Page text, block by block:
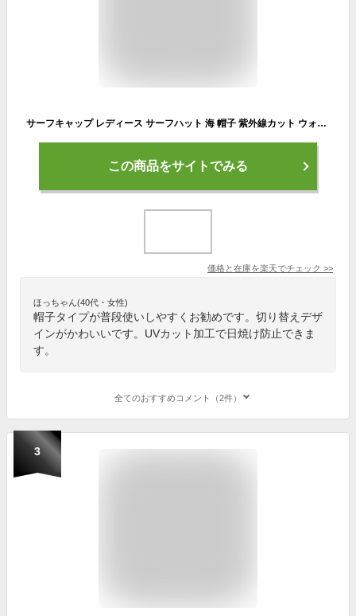
サーフキャップ レディース サーフハット 海 帽子 紫外線カット ウォータースポーツに UV 熱中症 対策 プール サーフィン SUP 海水浴 頭周り57cm 夏フェス 取り外しOK チンストラップ 日よけ メンズ キッズ
この商品をサイトでみる
価格と在庫を楽天でチェック >>
ほっちゃん(40代・女性)
帽子タイプが普段使いしやすくお勧めです。切り替えデザ
インがかわいいです。UVカット加工で日焼け防止できま
す。
全てのおすすめコメント（2件）
3